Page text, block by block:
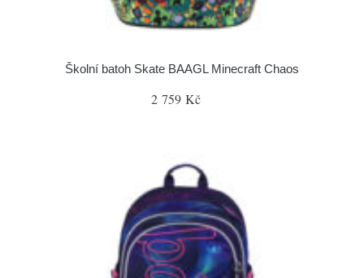
Školní batoh Skate BAAGL Minecraft Chaos
2 759 Kč